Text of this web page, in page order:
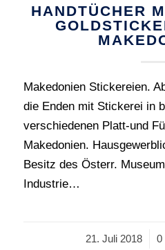
HANDTÜCHER
Makedonien Stickereien.
die Enden mit Stickerei in
verschiedenen Platt-und
Makedonien.
Besitz des Österr.
Industrie…
21. Juli 2018
/ 0